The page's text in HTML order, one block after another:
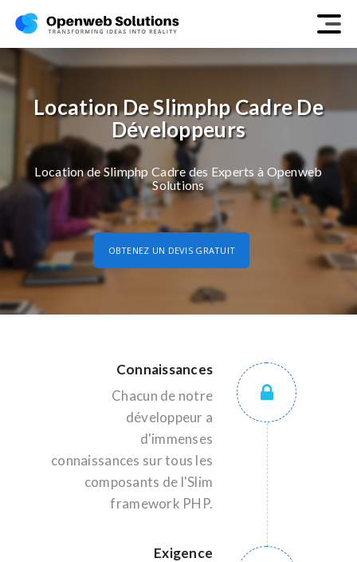
Location De Slimphp Cadre De
Développeurs
Location de Slimphp Cadre des Experts à Openweb
Solutions
OBTENEZ UN DEVIS GRATUIT
Connaissances
Chacun de notre
développeur a
d'immenses
connaissances sur tous les
composants de l'Slim
framework PHP.
Exigence